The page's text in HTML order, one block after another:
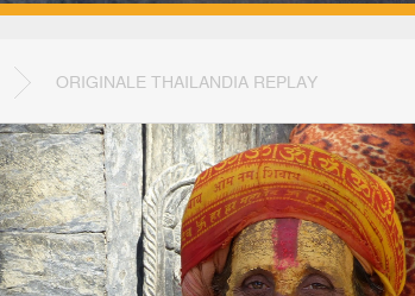
ORIGINALE THAILANDIA REPLAY